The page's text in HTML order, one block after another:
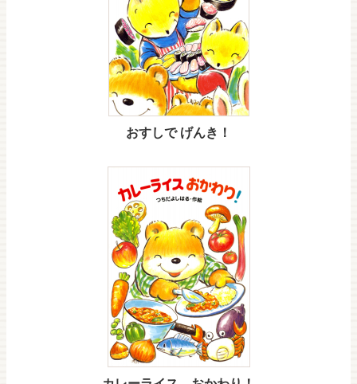
おすしで げんき！